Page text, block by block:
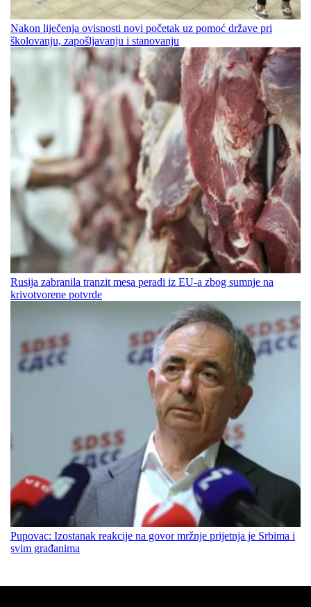
Nakon liječenja ovisnosti novi početak uz pomoć države pri
školovanju, zapošljavanju i stanovanju
Rusija zabranila tranzit mesa peradi iz EU-a zbog sumnje na
krivotvorene potvrde
Pupovac: Izostanak reakcije na govor mržnje prijetnja je Srbima i
svim građanima